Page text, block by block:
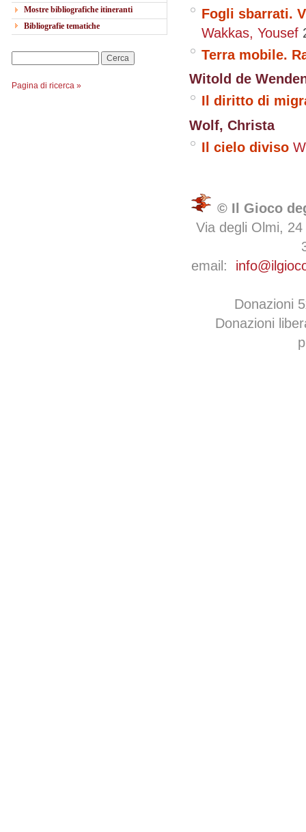
Mostre bibliografiche itineranti
Bibliografie tematiche
Pagina di ricerca »
Fogli sbarrati.
Wakkas, Yousef
Terra mobile.
Witold de
Il diritto di
Wolf, Christa
Il cielo diviso
© Il Gioco
Via degli Olmi,
email:
Donazioni
Donazioni